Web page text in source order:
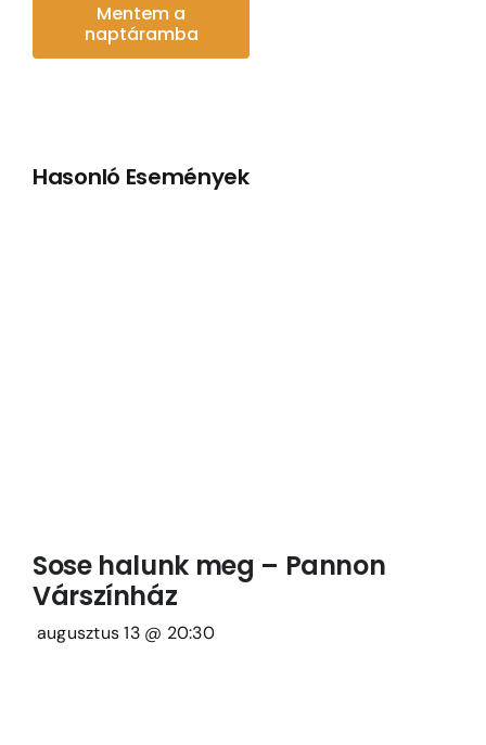
Mentem a
naptáramba
Hasonló Események
Sose halunk meg – Pannon
Várszínház
augusztus 13 @ 20:30